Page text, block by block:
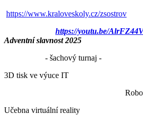
https://www.kraloveskoly.cz/zsostrov
https://youtu.be/
Adventní slavnost 2025
- šachový turnaj -
3D tisk ve výuce IT
Učebna virtuální reality